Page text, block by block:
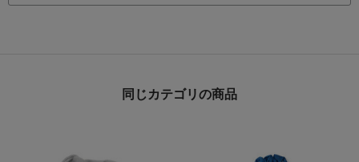
同じカテゴリの商品